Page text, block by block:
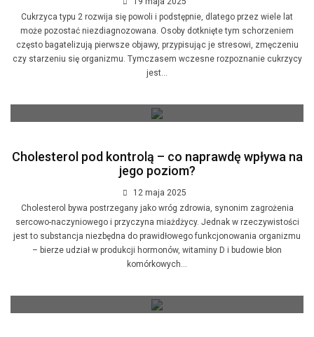
Cukrzyca typu 2 rozwija się powoli i podstępnie, dlatego przez wiele lat
może pozostać niezdiagnozowana. Osoby dotknięte tym schorzeniem
często bagatelizują pierwsze objawy, przypisując je stresowi, zmęczeniu
czy starzeniu się organizmu. Tymczasem wczesne rozpoznanie cukrzycy
jest...
Cholesterol pod kontrolą – co naprawdę wpływa na
jego poziom?
12 maja 2025
Cholesterol bywa postrzegany jako wróg zdrowia, synonim zagrożenia
sercowo-naczyniowego i przyczyna miażdżycy. Jednak w rzeczywistości
jest to substancja niezbędna do prawidłowego funkcjonowania organizmu
– bierze udział w produkcji hormonów, witaminy D i budowie błon
komórkowych...